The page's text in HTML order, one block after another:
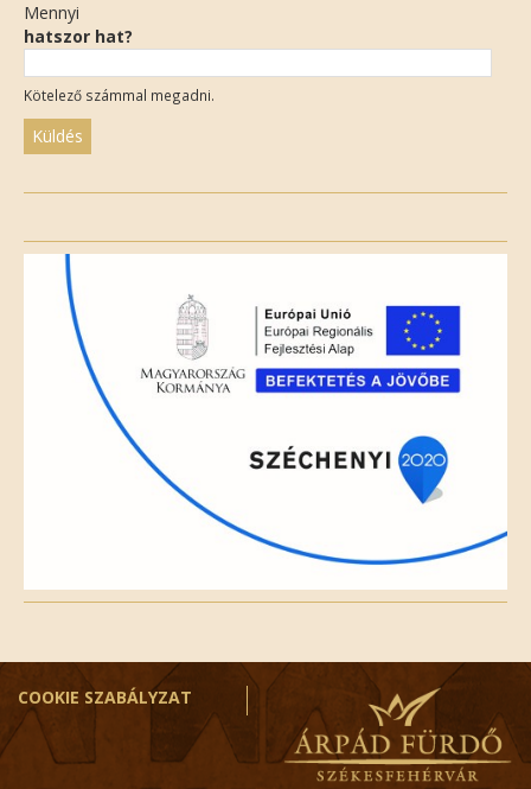
Mennyi
hatszor hat?
Kötelező számmal megadni.
field
empty.
COOKIE SZABÁLYZAT